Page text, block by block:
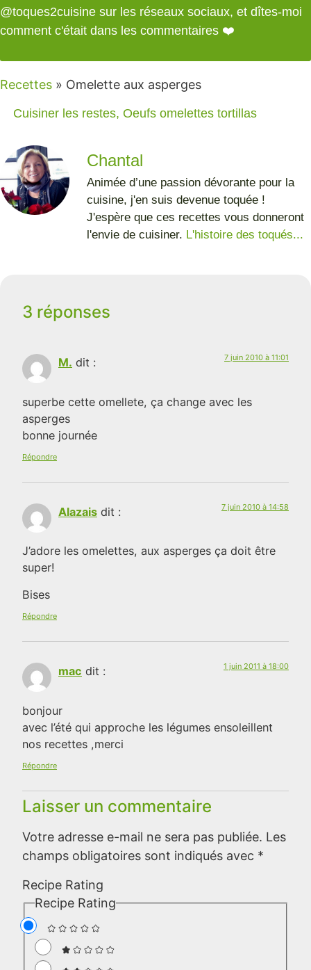
@toques2cuisine sur les réseaux sociaux, et dîtes-moi
comment c'était dans les commentaires ❤️
Recettes » Omelette aux asperges
Cuisiner les restes, Oeufs omelettes tortillas
Chantal
Animée d’une passion dévorante pour la
cuisine, j'en suis devenue toquée !
J'espère que ces recettes vous donneront
l'envie de cuisiner. L'histoire des toqués...
3 réponses
M. dit : 7 juin 2010 à 11:01
superbe cette omellete, ça change avec les
asperges
bonne journée
Répondre
Alazais dit : 7 juin 2010 à 14:58
J’adore les omelettes, aux asperges ça doit être
super!
Bises
Répondre
mac dit : 1 juin 2011 à 18:00
bonjour
avec l’été qui approche les légumes ensoleillent
nos recettes ,merci
Répondre
Laisser un commentaire
Votre adresse e-mail ne sera pas publiée. Les
champs obligatoires sont indiqués avec *
Recipe Rating
Recipe Rating